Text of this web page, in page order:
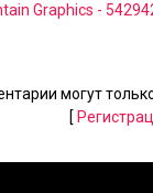
Graphics -
могут
[